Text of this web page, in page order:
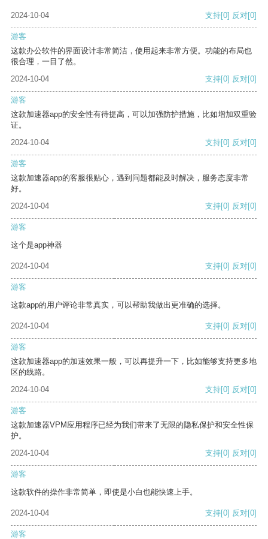
2024-10-04 支持[0] 反对[0]
游客
这款办公软件的界面设计非常简洁，使用起来非常方便。功能的布局也
很合理，一目了然。
2024-10-04
支持[0] 反对[0]
游客
这款加速器app的安全性有待提高，可以加强防护措施，比如增加双重验
证。
2024-10-04
支持[0] 反对[0]
游客
这款加速器app的客服很贴心，遇到问题都能及时解决，服务态度非常
好。
2024-10-04
支持[0] 反对[0]
游客
这个是app神器
2024-10-04 支持[0] 反对[0]
游客
这款app的用户评论非常真实，可以帮助我做出更准确的选择。
2024-10-04 支持[0] 反对[0]
游客
这款加速器app的加速效果一般，可以再提升一下，比如能够支持更多地
区的线路。
2024-10-04
支持[0] 反对[0]
游客
这款加速器VPM应用程序已经为我们带来了无限的隐私保护和安全性保
护。
2024-10-04
支持[0] 反对[0]
游客
这款软件的操作非常简单，即使是小白也能快速上手。
2024-10-04 支持[0] 反对[0]
游客